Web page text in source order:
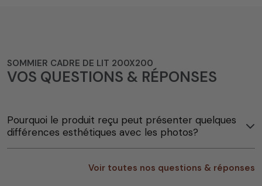
SOMMIER CADRE DE LIT 200X200
VOS QUESTIONS & RÉPONSES
Pourquoi le produit reçu peut présenter quelques
différences esthétiques avec les photos?
Voir toutes nos questions & réponses